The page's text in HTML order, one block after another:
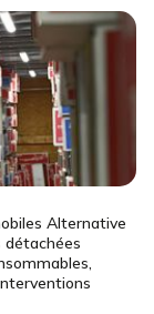
Alternative